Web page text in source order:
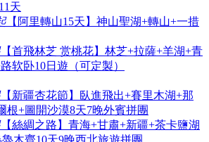
天
【阿里轉山15天】神山聖湖+轉山+一措
【首飛林芝 赏桃花】林芝+拉薩+羊湖+青
软卧10日遊（可定製）
【新疆杏花節】臥進飛出+賽里木湖+那
根+圖開沙漠8天7晚外賓拼團
【絲綢之路】青海+甘肅+新疆+茶卡鹽湖
木齊10天9晚西北旅遊拼團